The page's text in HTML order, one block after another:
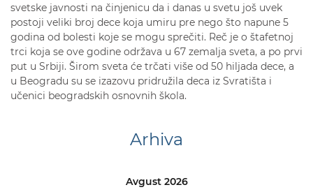
svetske javnosti na činjenicu da i danas u svetu još uvek
postoji veliki broj dece koja umiru pre nego što napune 5
godina od bolesti koje se mogu sprečiti. Reč je o štafetnoj
trci koja se ove godine održava u 67 zemalja sveta, a po prvi
put u Srbiji. Širom sveta će trčati više od 50 hiljada dece, a
u Beogradu su se izazovu pridružila deca iz Svratišta i
učenici beogradskih osnovnih škola.
Arhiva
Avgust 2026